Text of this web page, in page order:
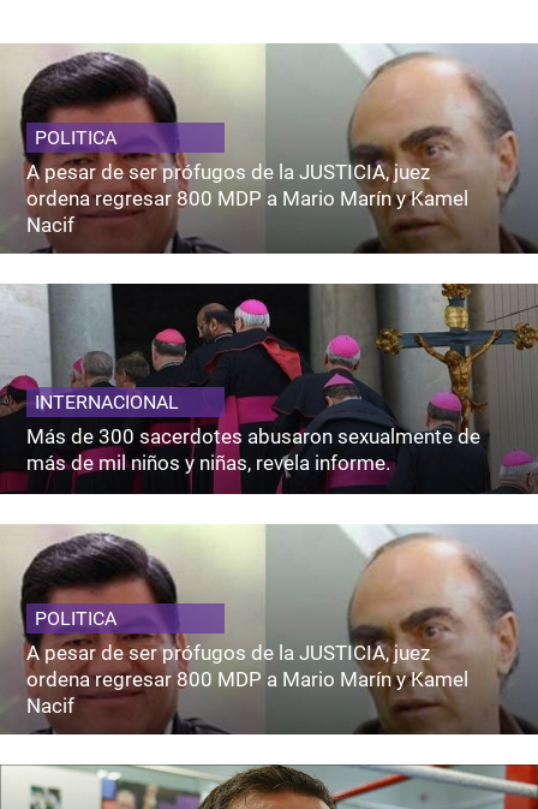
POLITICA
A pesar de ser prófugos de la JUSTICIA, juez
ordena regresar 800 MDP a Mario Marín y Kamel
Nacif
INTERNACIONAL
Más de 300 sacerdotes abusaron sexualmente de
más de mil niños y niñas, revela informe.
POLITICA
A pesar de ser prófugos de la JUSTICIA, juez
ordena regresar 800 MDP a Mario Marín y Kamel
Nacif